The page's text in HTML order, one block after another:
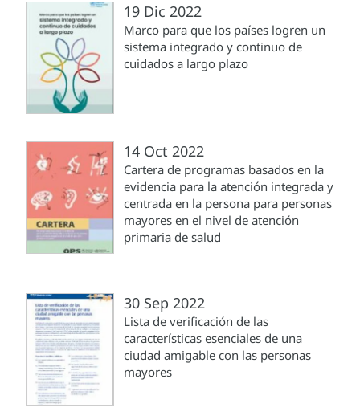
19 Dic 2022
Marco para que los países logren un
sistema integrado y continuo de
cuidados a largo plazo
14 Oct 2022
Cartera de programas basados en la
evidencia para la atención integrada y
centrada en la persona para personas
mayores en el nivel de atención
primaria de salud
30 Sep 2022
Lista de verificación de las
características esenciales de una
ciudad amigable con las personas
mayores